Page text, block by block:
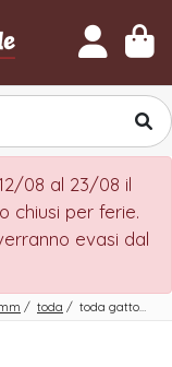
08 al 23/08 il
chiusi per ferie.
evasi dal
/ toda / toda gattopardo dek